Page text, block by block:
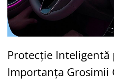
Protecție
Importanța Grosimii